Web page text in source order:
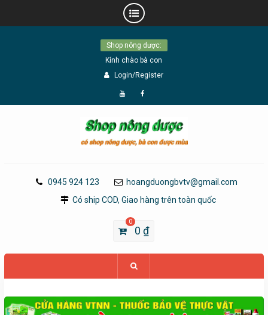
Shop nông dược:
Kính chào bà con
Login/Register
Đăng
YouTube
Page
0945 924 123
hoangduongbvtv@gmail.com
Có ship COD, Giao hàng trên toàn quốc
0
0₫